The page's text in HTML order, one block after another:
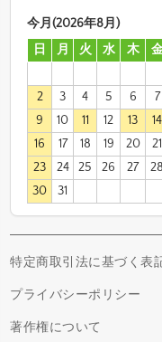
今月(2026年8月)
日
月 火 水 木
2
3 4 5 6 7
9
10 11 12 13 14
16
17 18 19 20 21
23
24 25 26 27 28
30
31
特定商取引法に基づく表
プライバシーポリシー
著作権について